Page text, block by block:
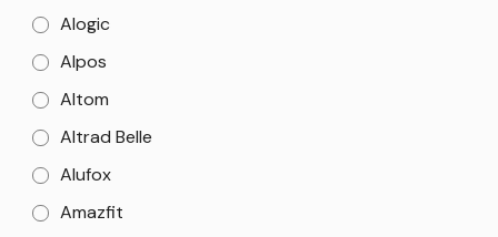
Alogic
Alpos
Altom
Altrad Belle
Alufox
Amazfit